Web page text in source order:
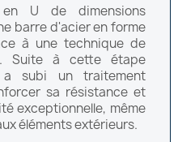
U de dimensions
barre d'acier en forme
à une technique de
Suite à cette étape
subi un traitement
sa résistance et
exceptionnelle, même
éléments extérieurs.